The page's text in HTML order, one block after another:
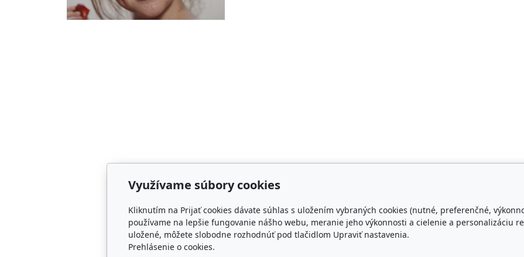
Využívame súbory cookies
Kliknutím na Prijať cookies dávate súhlas s uložením vybraných cookies (nutné, preferenčné,
používame na lepšie fungovanie nášho webu, meranie jeho výkonnosti a cielenie a personalizáciu
uložené, môžete slobodne rozhodnúť pod tlačidlom Upraviť nastavenia.
Prehlásenie o cookies.